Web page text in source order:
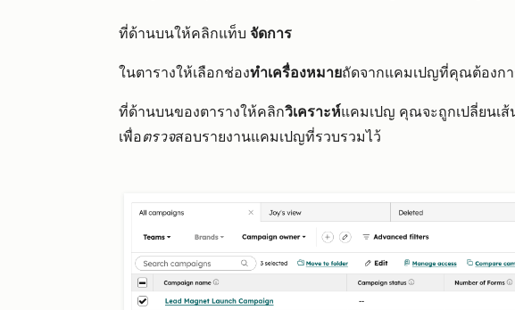
ที่ด้านบนให้คลิกแท็บ จัดการ
ในตารางให้เลือกช่องทำเครื่องหมายถัดจากแคมเปญที่คุณต้องกา
ที่ด้านบนของตารางให้คลิกวิเคราะห์แคมเปญ คุณจะถูกเปลี่ยนเ
เพื่อตรวจสอบรายงานแคมเปญที่รวบรวมไว้